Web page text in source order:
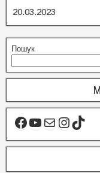
20.03.2023
Пошук